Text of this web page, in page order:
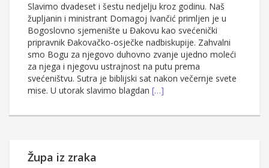
Slavimo dvadeset i šestu nedjelju kroz godinu. Naš
župljanin i ministrant Domagoj Ivančić primljen je u
Bogoslovno sjemenište u Đakovu kao svećenički
pripravnik Đakovačko-osječke nadbiskupije. Zahvalni
smo Bogu za njegovo duhovno zvanje ujedno moleći
za njega i njegovu ustrajnost na putu prema
svećeništvu. Sutra je biblijski sat nakon večernje svete
mise. U utorak slavimo blagdan […]
Župa iz zraka